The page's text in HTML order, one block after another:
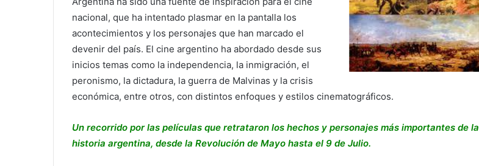
nacional, que ha intentado plasmar en la pantalla los
acontecimientos y los personajes que han marcado el
devenir del país. El cine argentino ha abordado desde sus
inicios temas como la independencia, la inmigración, el
peronismo, la dictadura, la guerra de Malvinas y la crisis
económica, entre otros, con distintos enfoques y estilos cinematográficos.
Un recorrido por las películas que retrataron los hechos y personajes más importantes de la
historia argentina, desde la Revolución de Mayo hasta el 9 de Julio.